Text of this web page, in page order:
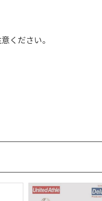
ください。